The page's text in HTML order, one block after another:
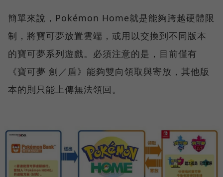
簡單來說，Pokémon Home就是能夠跨越硬體限
制，將寶可夢放置雲端，或用以交換到不同版本
的寶可夢系列遊戲。必須注意的是，目前僅有
《寶可夢 劍／盾》能夠雙向領取與寄放，其他版
本的則只能上傳無法領回。